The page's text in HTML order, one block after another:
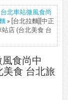
台北車站微風食尚
» [台北拉麵][中正
店 (台北美食 台
食尚中
食 台北旅